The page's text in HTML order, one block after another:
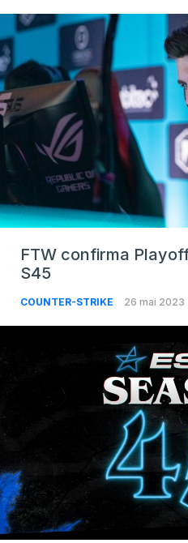
FTW confirma
S45
COUNTER-STRIKE 26 mai 2023